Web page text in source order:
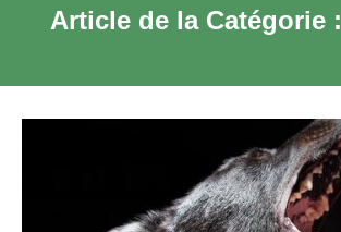
Article de la Catégorie :